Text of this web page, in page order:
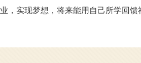
业，实现梦想，将来能用自己所学回馈